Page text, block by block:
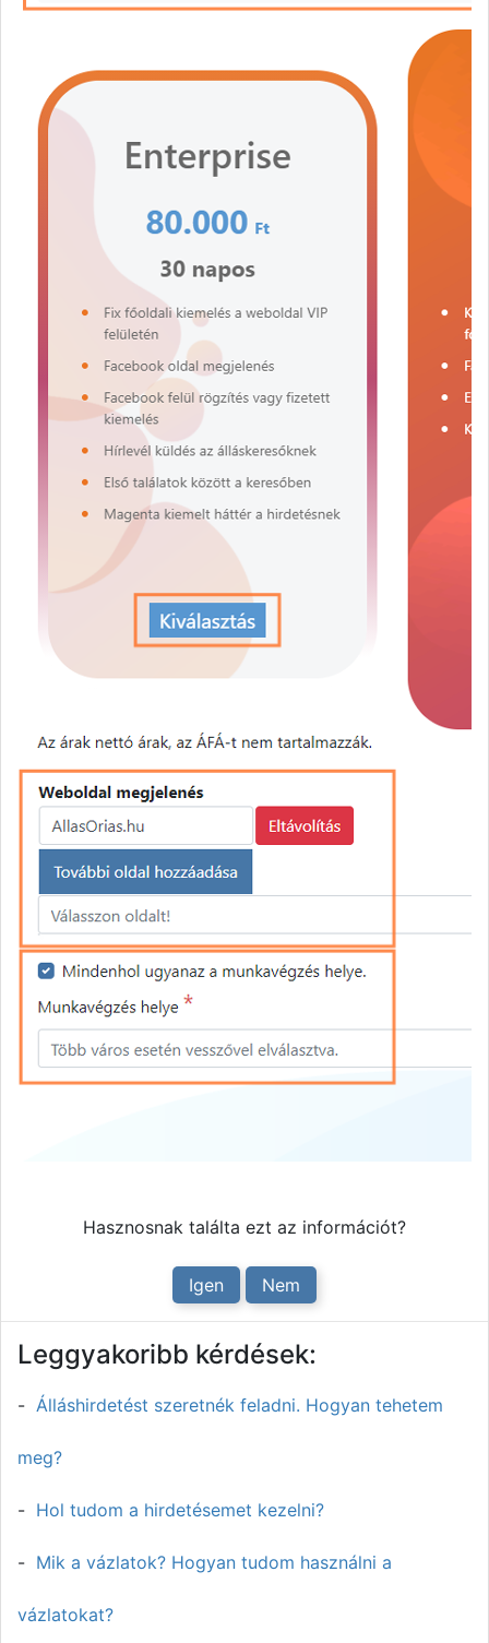
Hasznosnak találta ezt az információt?
Igen Nem
Leggyakoribb kérdések:
Álláshirdetést szeretnék feladni. Hogyan tehetem
meg?
Hol tudom a hirdetésemet kezelni?
Mik a vázlatok? Hogyan tudom használni a
vázlatokat?